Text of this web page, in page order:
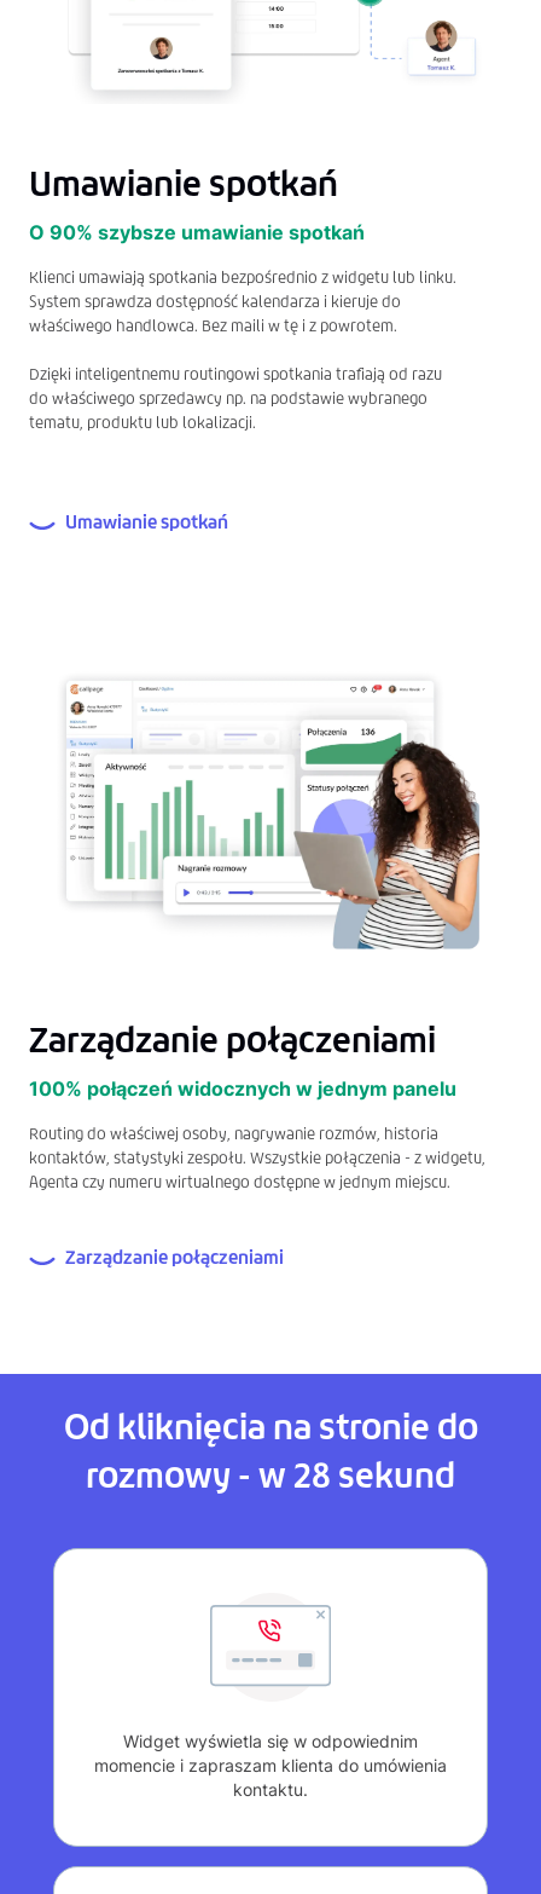
Umawianie spotkań
O 90% szybsze umawianie spotkań
Klienci umawiają spotkania bezpośrednio z widgetu lub linku.
System sprawdza dostępność kalendarza i kieruje do
właściwego handlowca. Bez maili w tę i z powrotem.
Dzięki inteligentnemu routingowi spotkania trafiają od razu
do właściwego sprzedawcy np. na podstawie wybranego
tematu, produktu lub lokalizacji.
Umawianie spotkań
Zarządzanie połączeniami
100% połączeń widocznych w jednym panelu
Routing do właściwej osoby, nagrywanie rozmów, historia
kontaktów, statystyki zespołu. Wszystkie połączenia - z widgetu,
Agenta czy numeru wirtualnego dostępne w jednym miejscu.
Zarządzanie połączeniami
Od kliknięcia na stronie do
rozmowy - w 28 sekund
Widget wyświetla się w odpowiednim
momencie i zapraszam klienta do umówienia
kontaktu.